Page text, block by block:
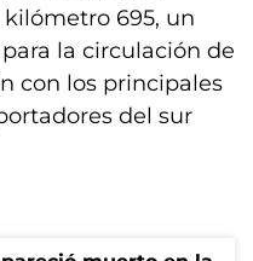
695, un
la circulación de
con los principales
del sur